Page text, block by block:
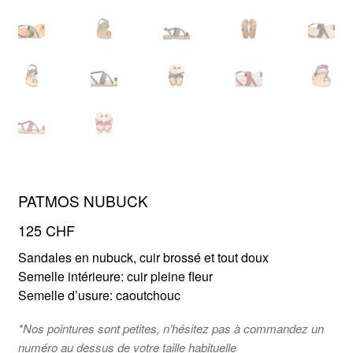
PATMOS NUBUCK
125CHF
Sandales en nubuck, cuir brossé et tout doux
Semelle intérieure: cuir pleine fleur
Semelle d’usure: caoutchouc
*Nos pointures sont petites, n’hésitez pas à commandez un
numéro au dessus de votre taille habituelle